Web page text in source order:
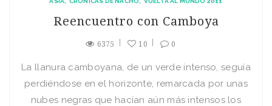
Reencuentro con Camboya
6375 10 0
La llanura camboyana, de un verde intenso, seguía
perdiéndose en el horizonte, remarcada por unas
nubes negras que hacían aún más intensos los